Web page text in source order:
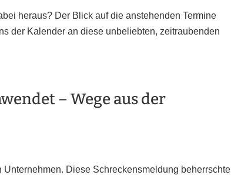
heraus? Der Blick auf die anstehenden Termine
der Kalender an diese unbeliebten, zeitraubenden
– Wege aus der
Diese Schreckensmeldung beherrschte